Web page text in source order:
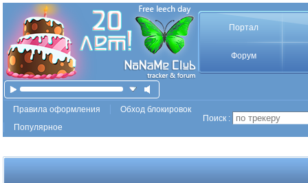
Портал
Форум
Правила оформления
Обход блокировок
Популярное
Поиск :